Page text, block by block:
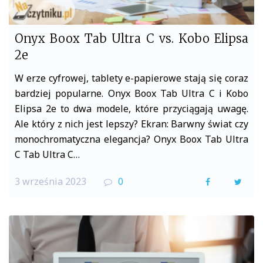
Onyx Boox Tab Ultra C vs. Kobo Elipsa
2e
W erze cyfrowej, tablety e-papierowe stają się coraz
bardziej popularne. Onyx Boox Tab Ultra C i Kobo
Elipsa 2e to dwa modele, które przyciągają uwagę.
Ale który z nich jest lepszy? Ekran: Barwny świat czy
monochromatyczna elegancja? Onyx Boox Tab Ultra
C Tab Ultra C…
3 września 2023 0
F
e
t